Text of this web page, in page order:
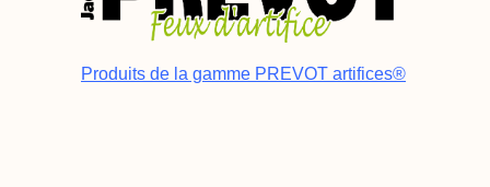
Produits de la gamme PREVOT artifices®